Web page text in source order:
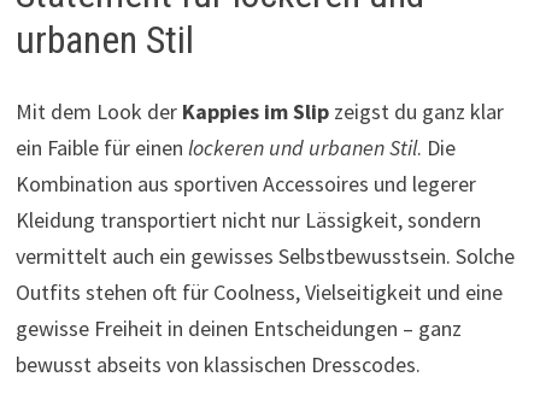
urbanen Stil
Mit dem Look der Kappies im Slipzeigst du ganz klar
ein Faible für einen lockeren und urbanen Stil. Die
Kombination aus sportiven Accessoires und legerer
Kleidung transportiert nicht nur Lässigkeit, sondern
vermittelt auch ein gewisses Selbstbewusstsein. Solche
Outfits stehen oft für Coolness, Vielseitigkeit und eine
gewisse Freiheit in deinen Entscheidungen – ganz
bewusst abseits von klassischen Dresscodes.